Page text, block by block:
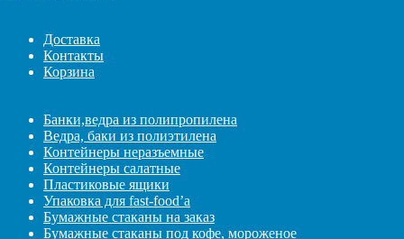
Доставка
Контакты
Корзина
Банки,ведра из полипропилена
Ведра, баки из полиэтилена
Контейнеры неразъемные
Контейнеры салатные
Пластиковые ящики
Упаковка для fast-food’а
Бумажные стаканы на заказ
Бумажные стаканы под кофе, мороженое